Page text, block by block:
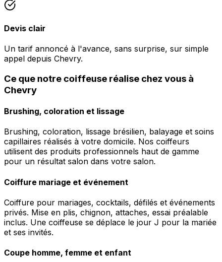
Devis clair
Un tarif annoncé à l'avance, sans surprise, sur simple
appel depuis Chevry.
Ce que notre coiffeuse réalise chez vous à
Chevry
Brushing, coloration et lissage
Brushing, coloration, lissage brésilien, balayage et soins
capillaires réalisés à votre domicile. Nos coiffeurs
utilisent des produits professionnels haut de gamme
pour un résultat salon dans votre salon.
Coiffure mariage et événement
Coiffure pour mariages, cocktails, défilés et événements
privés. Mise en plis, chignon, attaches, essai préalable
inclus. Une coiffeuse se déplace le jour J pour la mariée
et ses invités.
Coupe homme, femme et enfant